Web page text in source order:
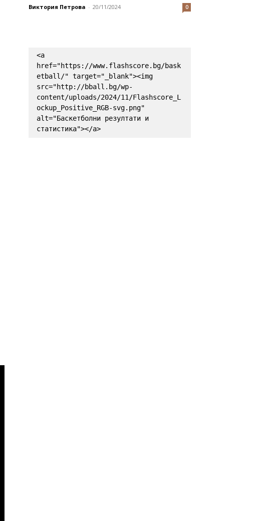
Виктория Петрова - 20/11/2024 0
<a
href="https://www.flashscore.bg/bask
etball/" target="_blank"><img
src="http://bball.bg/wp-
content/uploads/2024/11/Flashscore_L
ockup_Positive_RGB-svg.png"
alt="Баскетболни резултати и
статистика"></a>